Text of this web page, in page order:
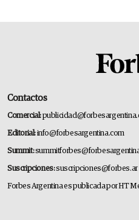
Contactos
Comercial:
Editorial:info@forbesargentina.com
Summit:
Suscripciones:suscripciones@forbes.ar
Forbes Argentina es publicada por HT